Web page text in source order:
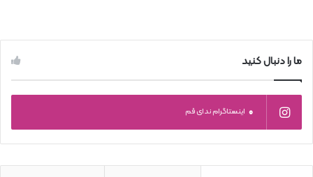
ما را دنبال کنید
0 اینستاگرام ندای قم